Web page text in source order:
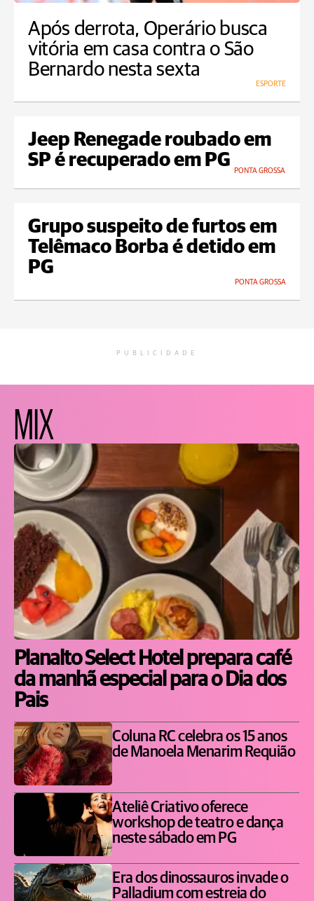
Após derrota, Operário busca
vitória em casa contra o São
Bernardo nesta sexta
ESPORTE
Jeep Renegade roubado em
SP é recuperado em PG
PONTA GROSSA
Grupo suspeito de furtos em
Telêmaco Borba é detido em
PG
PONTA GROSSA
PUBLICIDADE
MIX
Planalto Select Hotel prepara café
da manhã especial para o Dia dos
Pais
Coluna RC celebra os 15 anos
de Manoela Menarim Requião
Ateliê Criativo oferece
workshop de teatro e dança
neste sábado em PG
Era dos dinossauros invade o
Palladium com estreia do